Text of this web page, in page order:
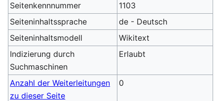
Seitenkennnummer
1103
Seiteninhaltssprache
de - Deutsch
Seiteninhaltsmodell
Wikitext
Indizierung durch
Suchmaschinen
Erlaubt
Anzahl der Weiterleitungen
zu dieser Seite
0